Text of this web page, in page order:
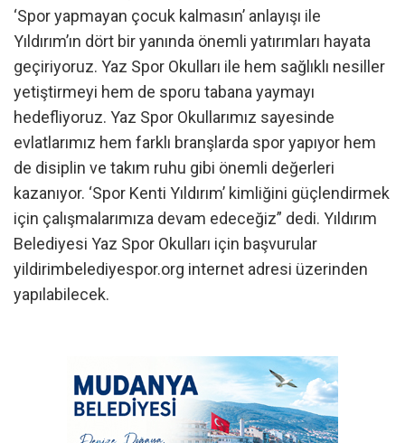
‘Spor yapmayan çocuk kalmasın’ anlayışı ile
Yıldırım’ın dört bir yanında önemli yatırımları hayata
geçiriyoruz. Yaz Spor Okulları ile hem sağlıklı nesiller
yetiştirmeyi hem de sporu tabana yaymayı
hedefliyoruz. Yaz Spor Okullarımız sayesinde
evlatlarımız hem farklı branşlarda spor yapıyor hem
de disiplin ve takım ruhu gibi önemli değerleri
kazanıyor. ‘Spor Kenti Yıldırım’ kimliğini güçlendirmek
için çalışmalarımıza devam edeceğiz” dedi. Yıldırım
Belediyesi Yaz Spor Okulları için başvurular
yildirimbelediyespor.org internet adresi üzerinden
yapılabilecek.